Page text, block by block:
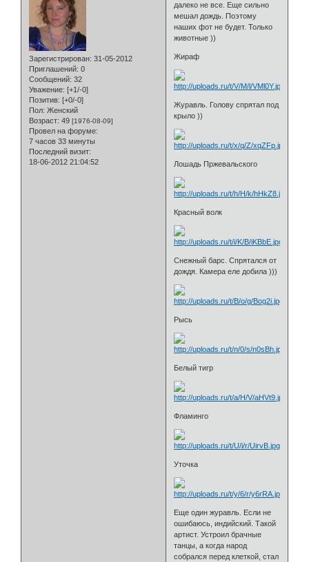
Зарегистрирован: 31-05-2012
Приглашений: 0
Сообщений: 32
Уважение: [+1/-0]
Позитив: [+0/-0]
Пол: Женский
Возраст: 49 [1976-08-09]
Провел на форуме:
7 часов 33 минуты
Последний визит:
18-06-2012 21:04:52
далеко не все. Еще сильно
мешал дождь. Поэтому
наших фот не будет. Только
животные ))
Жираф
Журавль. Голову спрятал под
крыло ))
Лошадь Пржевальского
Красный волк
Снежный барс. Спрятался от
дождя. Камера еле добила )))
Рысь
Белый тигр
Фламинго
Уточка
Еще один журавль. Если не
ошибаюсь, индийский. Такой
артист. Устроил брачные
танцы, а когда народ
собрался перед клеткой, стал